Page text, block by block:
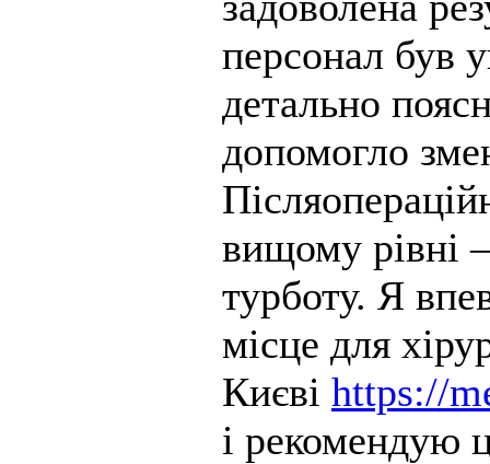
персонал був
детально
допомогло
вищому рівні
турботу. Я
місце для
Києві https://
і рекомендую